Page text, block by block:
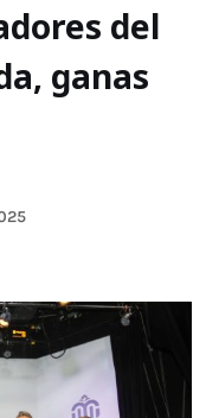
del
ganas